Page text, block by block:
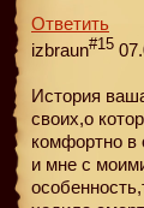
Ответить
izbraun#15
История
своих,о
комфортно в
и мне с